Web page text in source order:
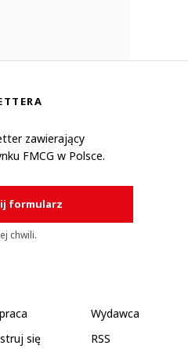
zawierający
FMCG w Polsce.
formularz
chwili.
Wydawca
się
RSS